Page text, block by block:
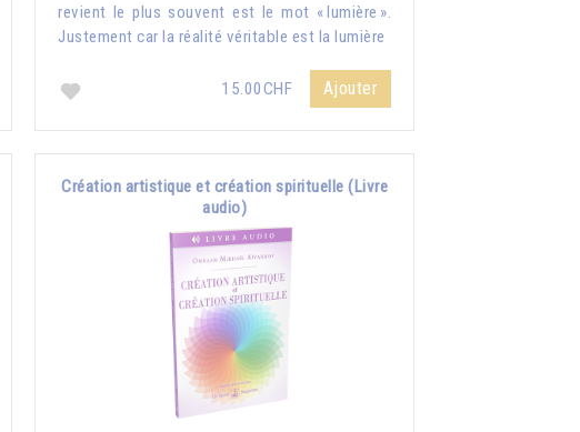
revient le plus souvent est le mot « lumière ».
Justement car la réalité véritable est la lumière
15.00CHF Ajouter
Création artistique et création spirituelle (Livre
audio)